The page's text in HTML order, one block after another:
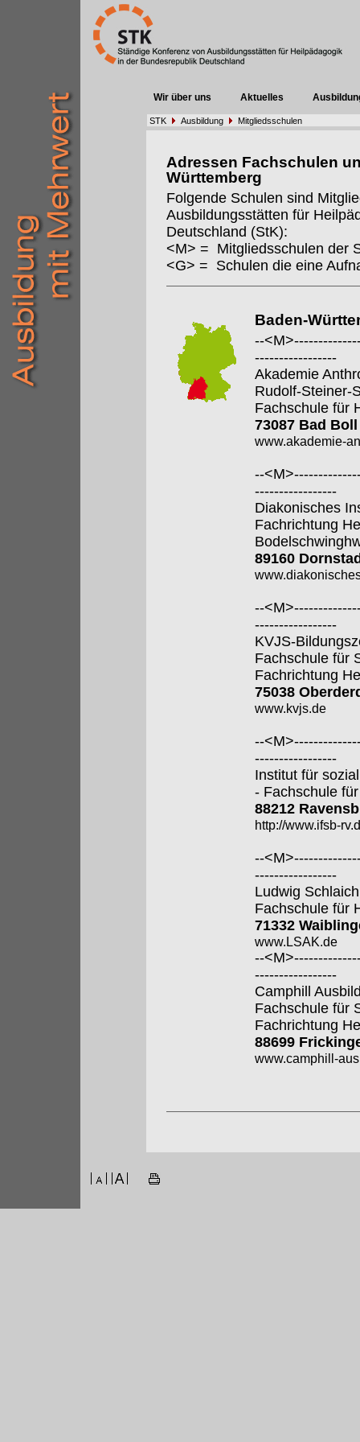
Wir über uns Aktuelles
STK Ausbildung Mitgliedsschulen
Adressen Fachschulen
Württemberg
Folgende Schulen sind
Ausbildungsstätten für
Deutschland (StK):
<M> = Mitgliedsschulen der
<G> = Schulen die eine
Baden-
--
-----------------
Akademie
Rudolf-Steiner-
Fachschule für
73087 Bad Boll
www.akademie-
--
-----------------
Diakonisches
Fachrichtung
89160
--
-----------------
KVJS-
Fachschule für
Fachrichtung
75038
www.kvjs.de
--
-----------------
Institut für
- Fachschule
88212
http://www.ifsb-
--
-----------------
Ludwig
Fachschule für
71332
www.LSAK.de
--
-----------------
Camphill
Fachschule für
Fachrichtung
88699
www.camphill-